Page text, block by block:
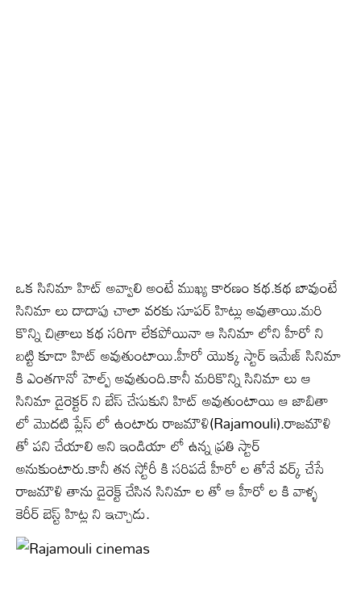
ఒక సినిమా హిట్ అవ్వాలి అంటే ముఖ్య కారణం కథ.కథ బావుంటే
సినిమా లు దాదాపు చాలా వరకు సూపర్ హిట్లు అవుతాయి.మరి
కొన్ని చిత్రాలు కథ సరిగా లేకపోయినా ఆ సినిమా లోని హీరో ని
బట్టి కూడా హిట్ అవుతుంటాయి.హీరో యొక్క స్టార్ ఇమేజ్ సినిమా
కి ఎంతగానో హెల్ప్ అవుతుంది.కానీ మరికొన్ని సినిమా లు ఆ
సినిమా డైరెక్టర్ ని బేస్ చేసుకుని హిట్ అవుతుంటాయి ఆ జాబితా
లో మొదటి ప్లేస్ లో ఉంటారు రాజమౌళి(Rajamouli).రాజమౌళి
తో పని చేయాలి అని ఇండియా లో ఉన్న ప్రతి స్టార్
అనుకుంటారు.కానీ తన స్టోరీ కి సరిపడే హీరో ల తోనే వర్క్ చేసే
రాజమౌళి తాను డైరెక్ట్ చేసిన సినిమా ల తో ఆ హీరో ల కి వాళ్ళ
కెరీర్ బెస్ట్ హిట్ల ని ఇచ్చాడు.